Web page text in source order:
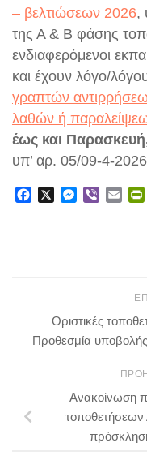
– βελτιώσεων 2026,
της Α & Β φάσης
ενδιαφερόμενοι
και έχουν λόγο/
γραπτών
λαθών ή
έως και
υπ’ αρ. 05/09-4-
FacebookMessenger
Viber
Οριστικές
Προθεσμία
Ανακοίνωση